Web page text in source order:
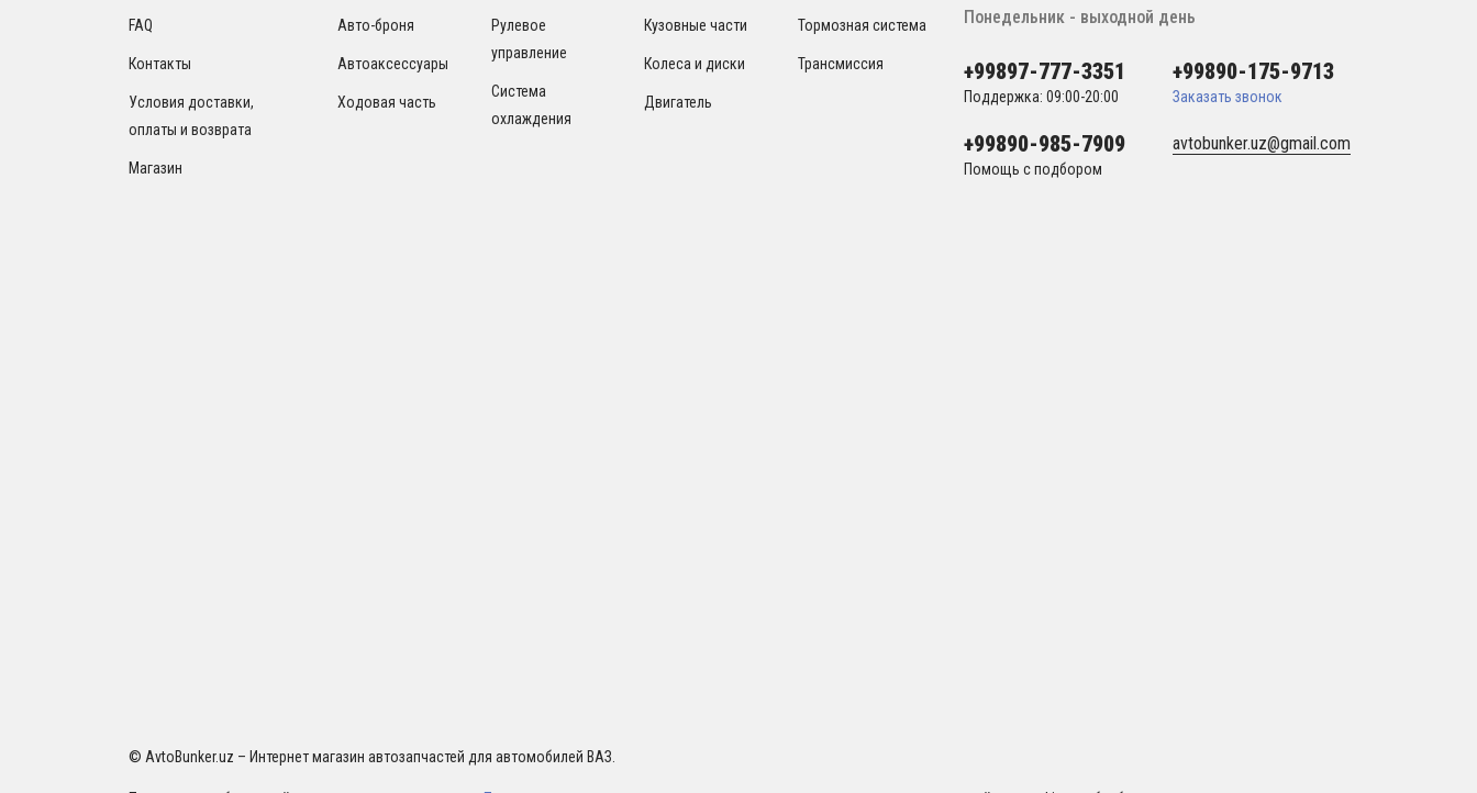
FAQ
Контакты
Условия доставки,
оплаты и возврата
Магазин
Авто-броня
Автоаксессуары
Ходовая часть
Рулевое
управление
Система
охлаждения
Кузовные части
Колеса и диски
Двигатель
Тормозная система
Трансмиссия
Понедельник - выходной день
+99897-777-3351
Поддержка: 09:00-20:00
+99890-175-9713
Заказать звонок
+99890-985-7909
Помощь с подбором
avtobunker.uz@gmail.com
© AvtoBunker.uz – Интернет магазин автозапчастей для автомобилей ВАЗ.